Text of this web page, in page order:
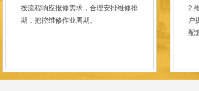
按流程响应报修需求，合理安排维修排
期，把控维修作业周期。
2.
户
配